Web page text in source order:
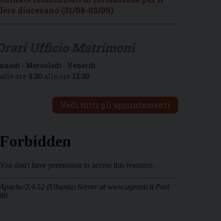
diocesano (31/08-03/09)
- Mercoledì - Venerdì
ore 9:30 alle ore 12:30
Vedi tutti gli appuntamenti